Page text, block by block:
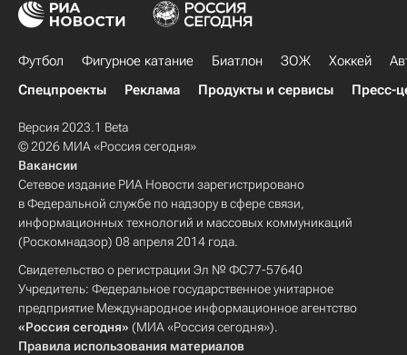
Футбол Фигурное катание Биатлон ЗОЖ Хоккей
Спецпроекты
Реклама Продукты и сервисы Пресс-
Версия 2023.1 Beta
© 2026 МИА «Россия сегодня»
Вакансии
Сетевое издание РИА Новости зарегистрировано
в Федеральной службе по надзору в сфере связи,
информационных технологий и массовых коммуникаций
(Роскомнадзор) 08 апреля 2014 года.
Свидетельство о регистрации Эл № ФС77-57640
Учредитель: Федеральное государственное унитарное
предприятие Международное информационное агентство
«Россия сегодня» (МИА «Россия сегодня»).
Правила использования материалов